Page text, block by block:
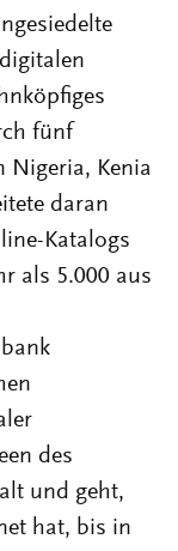
fünf
Nigeria, Kenia
daran
Katalogs
als 5.000 aus
des
und geht,
hat, bis in